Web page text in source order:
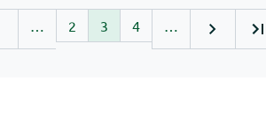
… 2 3 4 …